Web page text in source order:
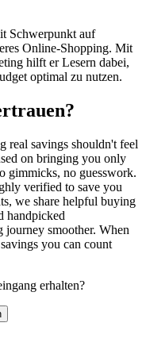
Schwerpunkt auf
Online-Shopping. Mit
hilft er Lesern dabei,
optimal zu nutzen.
real savings shouldn't feel
on bringing you only
gimmicks, no guesswork.
verified to save you
we share helpful buying
handpicked
journey smoother. When
you can count
erhalten?